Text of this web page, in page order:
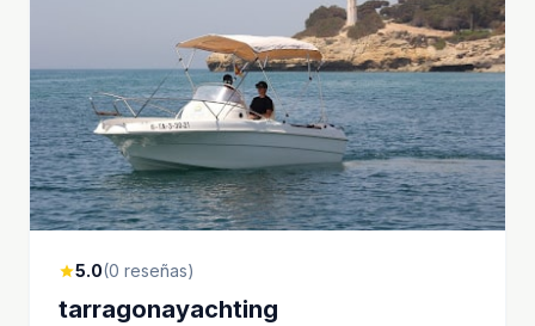
star5.0(0 reseñas)
tarragonayachting